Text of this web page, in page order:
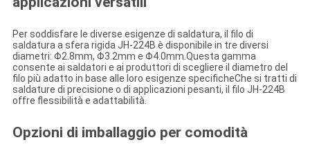
Per soddisfare le diverse esigenze di saldatura, il filo di
saldatura a sfera rigida JH-224B è disponibile in tre diversi
diametri: Φ2.8mm, Φ3.2mm e Φ4.0mm.Questa gamma
consente ai saldatori e ai produttori di scegliere il diametro del
filo più adatto in base alle loro esigenze specificheChe si tratti di
saldature di precisione o di applicazioni pesanti, il filo JH-224B
offre flessibilità e adattabilità.
Opzioni di imballaggio per comodità